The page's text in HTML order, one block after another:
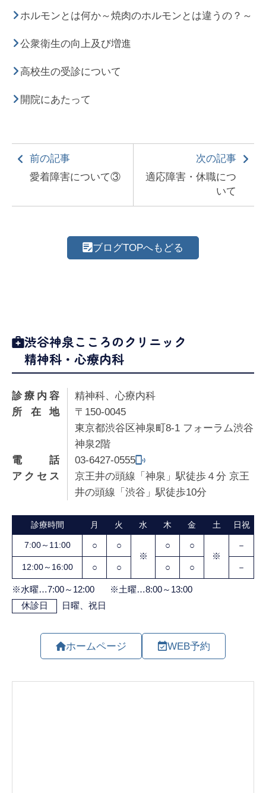
ホルモンとは何か～焼肉のホルモンとは違うの？～
公衆衛生の向上及び増進
高校生の受診について
開院にあたって
前の記事
愛着障害について③
次の記事
適応障害・休職につ
いて
ブログTOPへもどる
渋谷神泉こころのクリニック
精神科・心療内科
診療内容
精神科、心療内科
所在地
〒150-0045
東京都渋谷区神泉町8-1 フォーラム渋谷
神泉2階
電話
03-6427-0555
アクセス
京王井の頭線「神泉」駅徒歩４分 京王
井の頭線「渋谷」駅徒歩10分
ホームページ WEB予約